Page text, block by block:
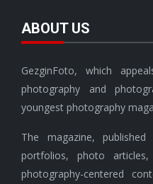
ABOUT US
GezginFoto, which
photography and
youngest photography
The magazine,
portfolios, photo
photography-centered